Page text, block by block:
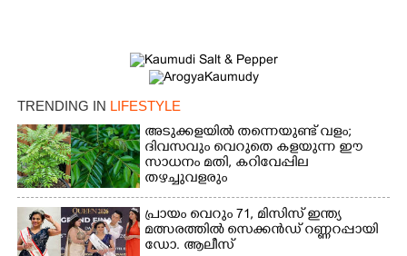
TRENDING IN LIFESTYLE
അടുക്കളയിൽ തന്നെയുണ്ട് വളം;
ദിവസവും വെറുതെ കളയുന്ന ഈ
സാധനം മതി, കറിവേപ്പില
തഴച്ചുവളരും
പ്രായം വെറും 71, മിസിസ് ഇന്ത്യ
മത്സരത്തിൽ സെക്കൻഡ് റണ്ണറപ്പായി
ഡോ. ആലീസ്